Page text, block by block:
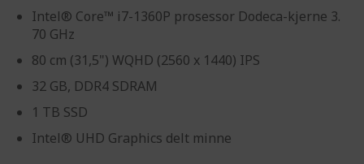
Intel® Core™ i7-1360P prosessor Dodeca-kjerne 3.
70 GHz
80 cm (31,5") WQHD (2560 x 1440) IPS
32 GB, DDR4 SDRAM
1 TB SSD
Intel® UHD Graphics delt minne